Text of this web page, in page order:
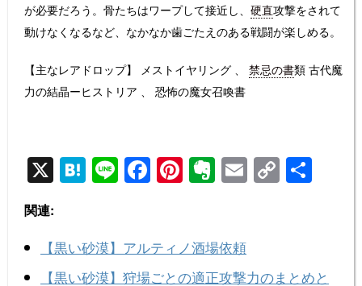
が必要だろう。骨たちはワープして接近し、 硬直攻撃をされて
動けなくなるなど、なかなか歯ごたえのある戦闘が楽しめる。
【主なレアドロップ】 メストイヤリング 、 禁忌の書類 古代魔
力の結晶ーヒストリア 、 恐怖の魔女召喚書
X H
at
n
a
Li
n
F
a
e
b
Pi
nt
e
st
E
v
n
ot
E
m
C
o
Li
関連:
【黒い砂漠】アルティノ酒場依頼
【黒い砂漠】狩場ごとの適正攻撃力のまとめと